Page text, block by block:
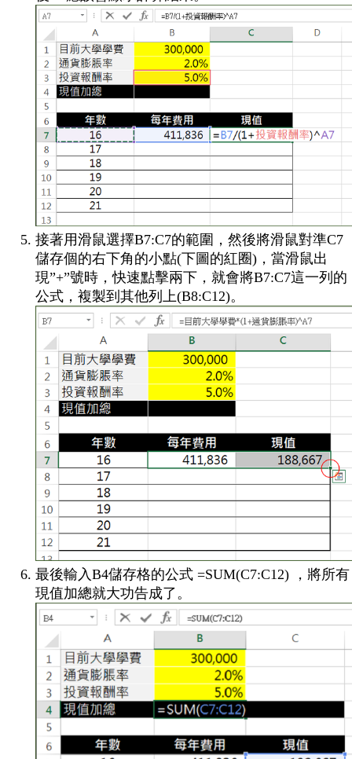
接著用滑鼠選擇B7:C7的範圍，然後將滑鼠對準C7
儲存個的右下角的小點(下圖的紅圈)，當滑鼠出
現”+”號時，快速點擊兩下，就會將B7:C7這一列的
公式，複製到其他列上(B8:C12)。
最後輸入B4儲存格的公式 =SUM(C7:C12) ，將所有
現值加總就大功告成了。